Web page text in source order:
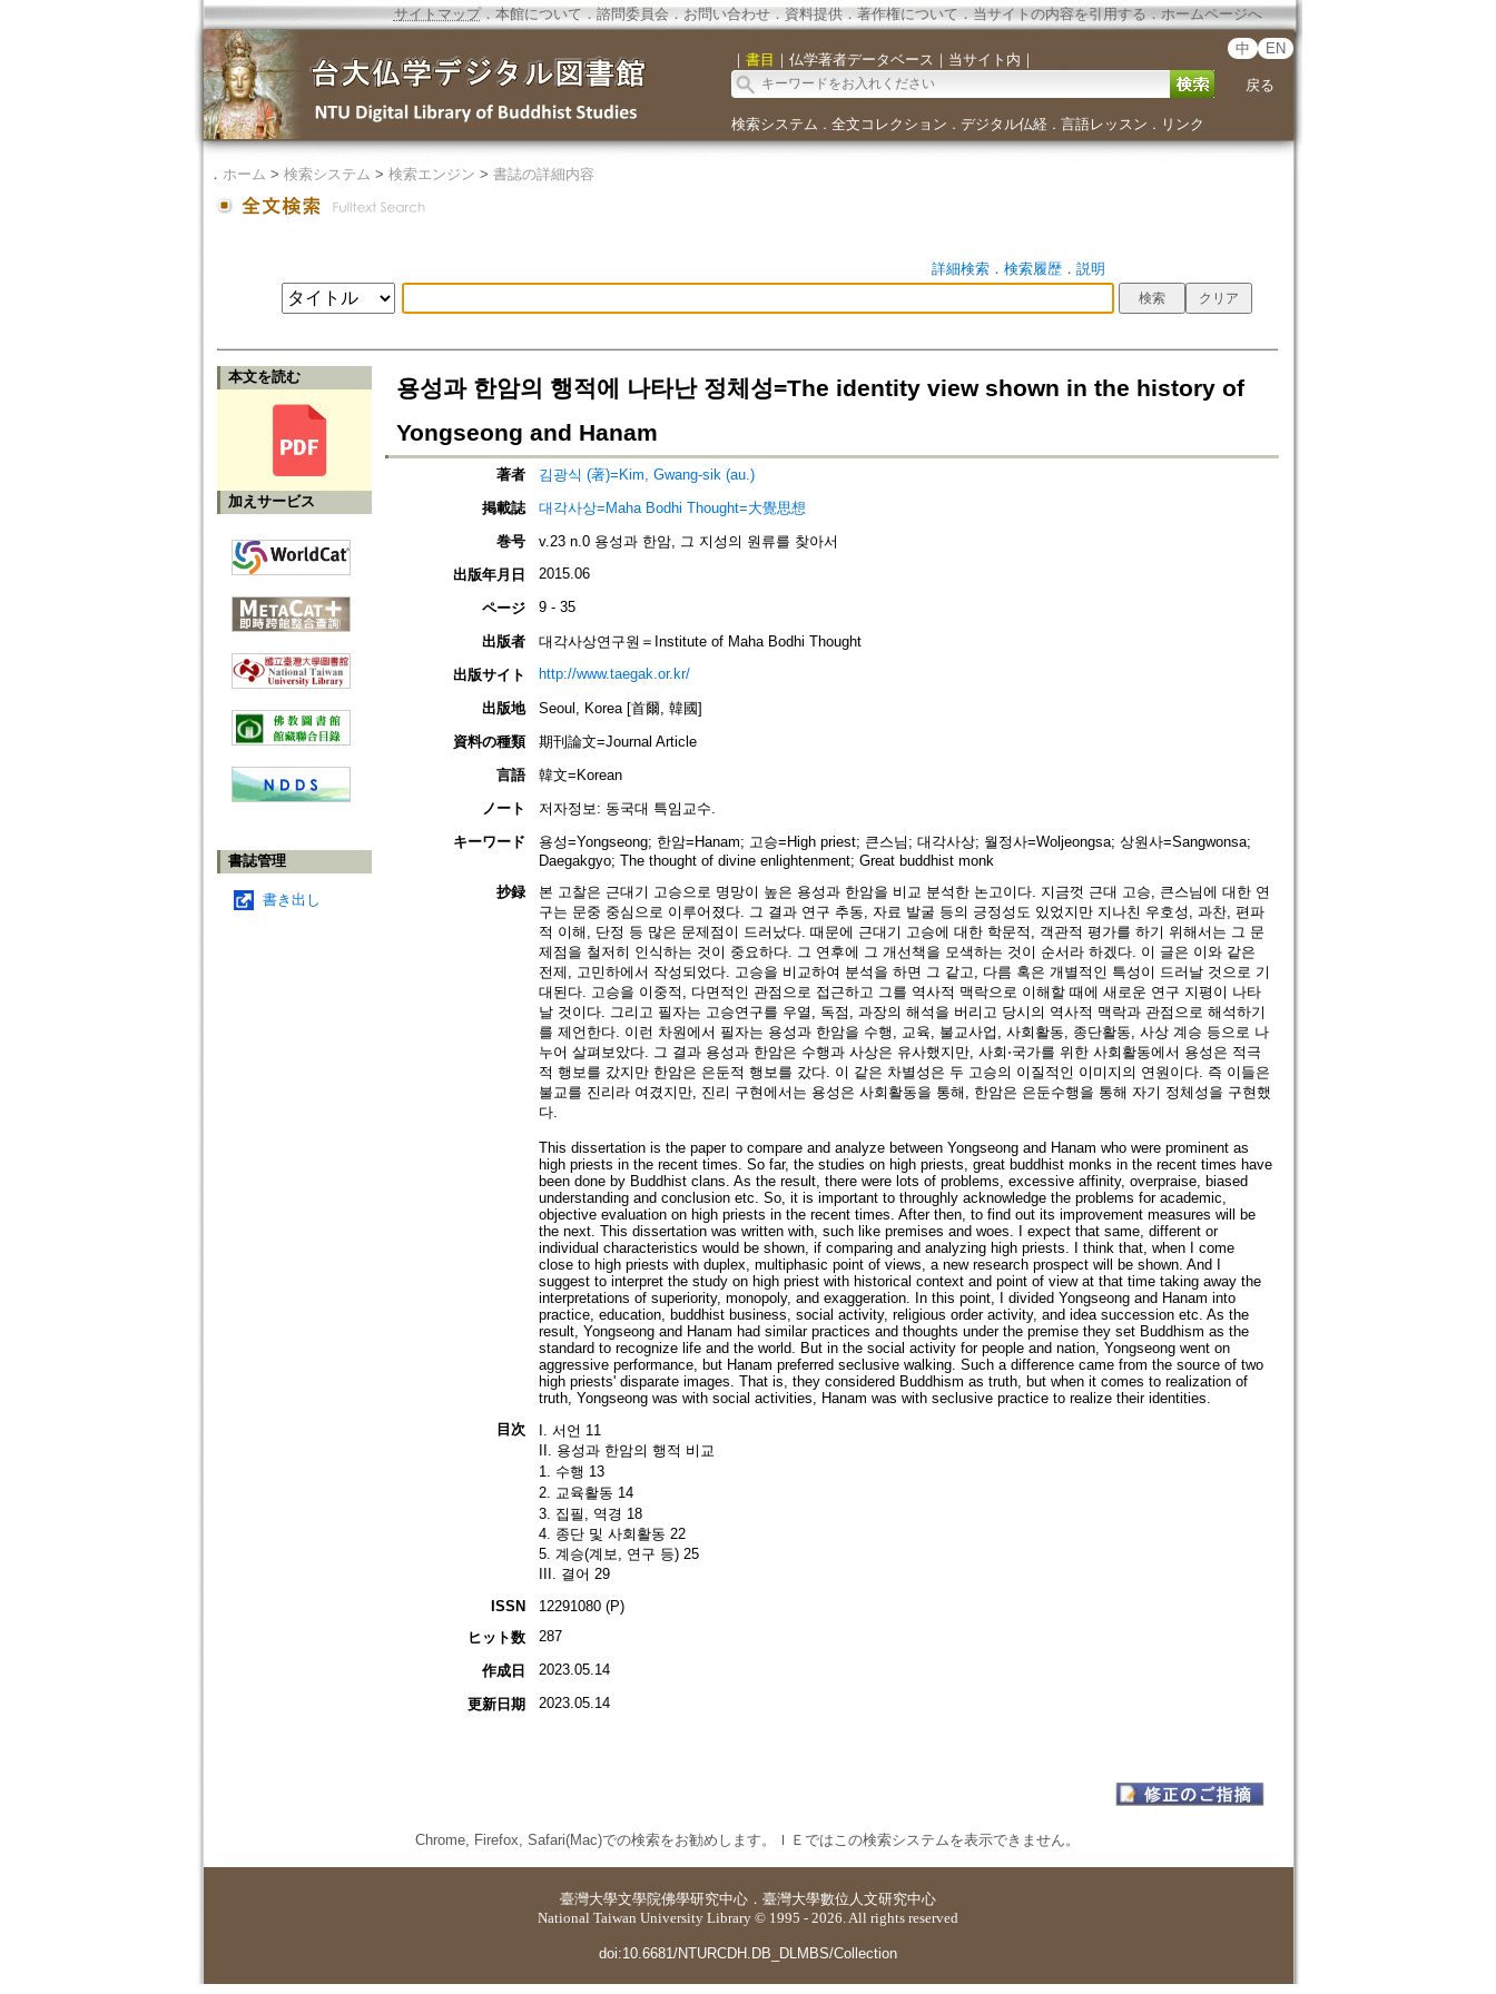
サイトマップ．本館について ． 諮問委員会． お問い合わせ． 資料提供． 著作権について．当サイトの内容を引用する ． ホームページへ
｜ 書目 ｜ 仏学著者データベース ｜ 当サイト内 ｜
中 EN
戻る
検索システム ． 全文コレクション ． デジタル仏経． 言語レッスン ． リンク
． ホーム > 検索システム > 検索エンジン > 書誌の詳細内容
詳細検索． 検索履歴． 説明
本文を読む
加えサービス
書誌管理
書き出し
용성과 한암의 행적에 나타난 정체성=The identity view shown in the history of
Yongseong and Hanam
著者
김광식 (著)=Kim, Gwang-sik (au.)
掲載誌
대각사상=Maha Bodhi Thought=大覺思想
巻号
v.23 n.0 용성과 한암, 그 지성의 원류를 찾아서
出版年月日
2015.06
ページ 9 - 35
出版者
대각사상연구원＝Institute of Maha Bodhi Thought
出版サイト
http://www.taegak.or.kr/
出版地
Seoul, Korea [首爾, 韓國]
資料の種類
期刊論文=Journal Article
言語
韓文=Korean
ノート
저자정보: 동국대 특임교수.
キーワード
용성=Yongseong; 한암=Hanam; 고승=High priest; 큰스님; 대각사상; 월정사=Woljeongsa; 상원사=Sangwonsa;
Daegakgyo; The thought of divine enlightenment; Great buddhist monk
抄録
본 고찰은 근대기 고승으로 명망이 높은 용성과 한암을 비교 분석한 논고이다. 지금껏 근대 고승, 큰스님에 대한 연
구는 문중 중심으로 이루어졌다. 그 결과 연구 추동, 자료 발굴 등의 긍정성도 있었지만 지나친 우호성, 과찬, 편파
적 이해, 단정 등 많은 문제점이 드러났다. 때문에 근대기 고승에 대한 학문적, 객관적 평가를 하기 위해서는 그 문
제점을 철저히 인식하는 것이 중요하다. 그 연후에 그 개선책을 모색하는 것이 순서라 하겠다. 이 글은 이와 같은
전제, 고민하에서 작성되었다. 고승을 비교하여 분석을 하면 그 같고, 다름 혹은 개별적인 특성이 드러날 것으로 기
대된다. 고승을 이중적, 다면적인 관점으로 접근하고 그를 역사적 맥락으로 이해할 때에 새로운 연구 지평이 나타
날 것이다. 그리고 필자는 고승연구를 우열, 독점, 과장의 해석을 버리고 당시의 역사적 맥락과 관점으로 해석하기
를 제언한다. 이런 차원에서 필자는 용성과 한암을 수행, 교육, 불교사업, 사회활동, 종단활동, 사상 계승 등으로 나
누어 살펴보았다. 그 결과 용성과 한암은 수행과 사상은 유사했지만, 사회⋅국가를 위한 사회활동에서 용성은 적극
적 행보를 갔지만 한암은 은둔적 행보를 갔다. 이 같은 차별성은 두 고승의 이질적인 이미지의 연원이다. 즉 이들은
불교를 진리라 여겼지만, 진리 구현에서는 용성은 사회활동을 통해, 한암은 은둔수행을 통해 자기 정체성을 구현했
다.
This dissertation is the paper to compare and analyze between Yongseong and Hanam who were prominent as
high priests in the recent times. So far, the studies on high priests, great buddhist monks in the recent times have
been done by Buddhist clans. As the result, there were lots of problems, excessive affinity, overpraise, biased
understanding and conclusion etc. So, it is important to throughly acknowledge the problems for academic,
objective evaluation on high priests in the recent times. After then, to find out its improvement measures will be
the next. This dissertation was written with, such like premises and woes. I expect that same, different or
individual characteristics would be shown, if comparing and analyzing high priests. I think that, when I come
close to high priests with duplex, multiphasic point of views, a new research prospect will be shown. And I
suggest to interpret the study on high priest with historical context and point of view at that time taking away the
interpretations of superiority, monopoly, and exaggeration. In this point, I divided Yongseong and Hanam into
practice, education, buddhist business, social activity, religious order activity, and idea succession etc. As the
result, Yongseong and Hanam had similar practices and thoughts under the premise they set Buddhism as the
standard to recognize life and the world. But in the social activity for people and nation, Yongseong went on
aggressive performance, but Hanam preferred seclusive walking. Such a difference came from the source of two
high priests' disparate images. That is, they considered Buddhism as truth, but when it comes to realization of
truth, Yongseong was with social activities, Hanam was with seclusive practice to realize their identities.
目次
I. 서언 11
II. 용성과 한암의 행적 비교
1. 수행 13
2. 교육활동 14
3. 집필, 역경 18
4. 종단 및 사회활동 22
5. 계승(계보, 연구 등) 25
III. 결어 29
ISSN
12291080 (P)
ヒット数
287
作成日 2023.05.14
更新日期 2023.05.14
Chrome, Firefox, Safari(Mac)での検索をお勧めします。ＩＥではこの検索システムを表示できません。
臺灣大學文學院佛學研究中心 ． 臺灣大學數位人文研究中心
National Taiwan University Library © 1995 - 2026. All rights reserved
doi:10.6681/NTURCDH.DB_DLMBS/Collection